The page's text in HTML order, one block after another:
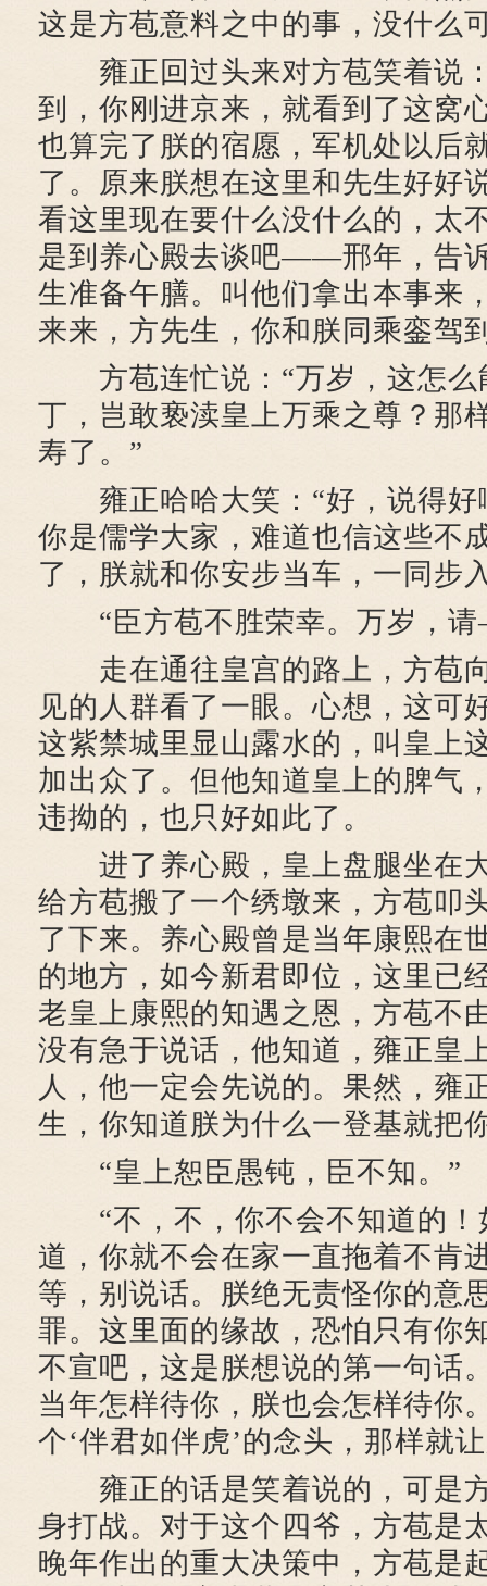
这是方苞意料之中的事，没什么
雍正回过头来对方苞笑着说
到，你刚进京来，就看到了这窝
也算完了朕的宿愿，军机处以后
了。原来朕想在这里和先生好好
看这里现在要什么没什么的，太
是到养心殿去谈吧——邢年，告
生准备午膳。叫他们拿出本事来
来来，方先生，你和朕同乘銮驾
方苞连忙说：“万岁，这怎么
丁，岂敢亵渎皇上万乘之尊？那
寿了。”
雍正哈哈大笑：“好，说得好
你是儒学大家，难道也信这些不
了，朕就和你安步当车，一同步
“臣方苞不胜荣幸。万岁，
走在通往皇宫的路上，方苞
见的人群看了一眼。心想，这可
这紫禁城里显山露水的，叫皇上
加出众了。但他知道皇上的脾气
违拗的，也只好如此了。
进了养心殿，皇上盘腿坐在
给方苞搬了一个绣墩来，方苞叩
了下来。养心殿曾是当年康熙在
的地方，如今新君即位，这里已
老皇上康熙的知遇之恩，方苞不
没有急于说话，他知道，雍正皇
人，他一定会先说的。果然，雍
生，你知道朕为什么一登基就把
“皇上恕臣愚钝，臣不知。”
“不，不，你不会不知道的！
道，你就不会在家一直拖着不
等，别说话。朕绝无责怪你的意
罪。这里面的缘故，恐怕只有你
不宣吧，这是朕想说的第一句话
当年怎样待你，朕也会怎样待你
个‘伴君如伴虎’的念头，那样就
雍正的话是笑着说的，可是
身打战。对于这个四爷，方苞是
晚年作出的重大决策中，方苞是